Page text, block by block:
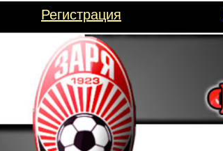
Регистрация